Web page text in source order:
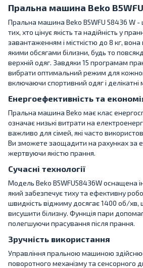
Пральна машина Beko
Пральна машина Beko B5WFU 58436 W -
тих, хто цінує якість та надійність у
завантаженням і місткістю до 8 кг,
якими обсягами білизни, будь то
верхній одяг. Завдяки 15 програмам
вибрати оптимальний режим для
включаючи спортивний одяг і делікатні
Енергоефективність та
Пральна машина Beko має клас
означає низькі витрати на
важливо для сімей, які часто
Ви зможете заощадити на рахунках за
жертвуючи якістю прання.
Сучасні технології
Модель Beko B5WFU58436W оснащена
який забезпечує тиху та ефективну
швидкість віджиму досягає 1400 об/
висушити білизну. Функція пари
полегшуючи прасування після прання.
Зручність використання
Управління пральною машиною
поворотного механізму та сенсорного